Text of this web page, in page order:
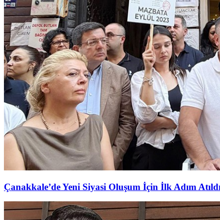
Çanakkale’de Yeni Siyasi Oluşum İçin İlk Adım